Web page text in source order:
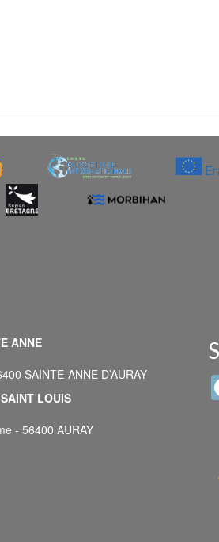
ANNE
SAINTE-ANNE D’AURAY
LOUIS
- 56400 AURAY